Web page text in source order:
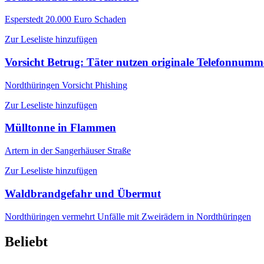
Esperstedt 20.000 Euro Schaden
Zur Leseliste hinzufügen
Vorsicht Betrug: Täter nutzen originale
Nordthüringen Vorsicht Phishing
Zur Leseliste hinzufügen
Mülltonne in Flammen
Artern in der Sangerhäuser Straße
Zur Leseliste hinzufügen
Waldbrandgefahr und Übermut
Nordthüringen vermehrt Unfälle mit Zweirädern in Nordthüringen
Beliebt